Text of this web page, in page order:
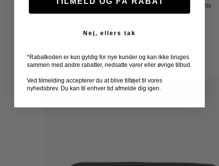
alsidig støtte til hoved, nakke og ryg. Lavet af memory-skum
og genanvendte materialer, ideel til rejser og afslapning.
Multifunktionel støtte til hoved, nakke og ryg
TILFØJ TIL KURV
Nej, ellers tak
*Rabatkoden er kun gyldig for nye kunder og kan ikke bruges
sammen med andre rabatter, nedsatte varer eller øvrige tilbud.
Ved tilmelding accepterer du at blive tilføjet til vores
nyhedsbrev. Du kan til enhver tid afmelde dig igen.